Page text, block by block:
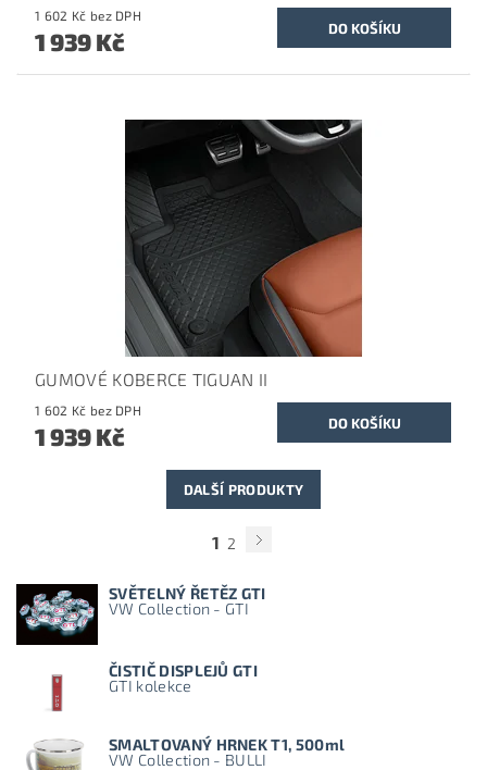
1 602 Kč bez DPH
1 939 Kč
GUMOVÉ KOBERCE TIGUAN II
1 602 Kč bez DPH
1 939 Kč
DALŠÍ PRODUKTY
1 2
SVĚTELNÝ ŘETĚZ GTI
VW Collection - GTI
ČISTIČ DISPLEJŮ GTI
GTI kolekce
SMALTOVANÝ HRNEK T1, 500ml
VW Collection - BULLI